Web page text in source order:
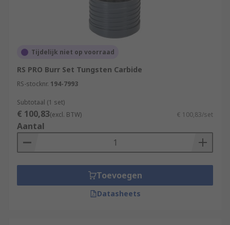
Tijdelijk niet op voorraad
RS PRO Burr Set Tungsten Carbide
RS-stocknr. 194-7993
Subtotaal (1 set)
€ 100,83(excl. BTW) € 100,83/set
Aantal
Toevoegen
Datasheets